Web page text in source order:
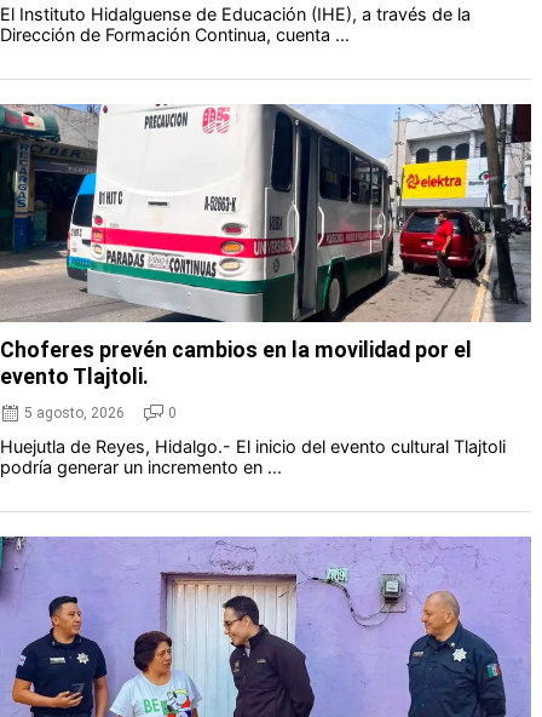
El Instituto Hidalguense de Educación (IHE), a través de la
Dirección de Formación Continua, cuenta ...
Choferes prevén cambios en la movilidad por el
evento Tlajtoli.
5 agosto, 2026 0
Huejutla de Reyes, Hidalgo.- El inicio del evento cultural Tlajtoli
podría generar un incremento en ...